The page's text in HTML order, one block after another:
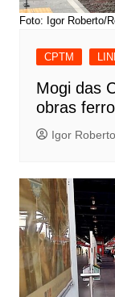
Foto: Igor Roberto/
CPTM
Mogi das
obras
Igor Roberto